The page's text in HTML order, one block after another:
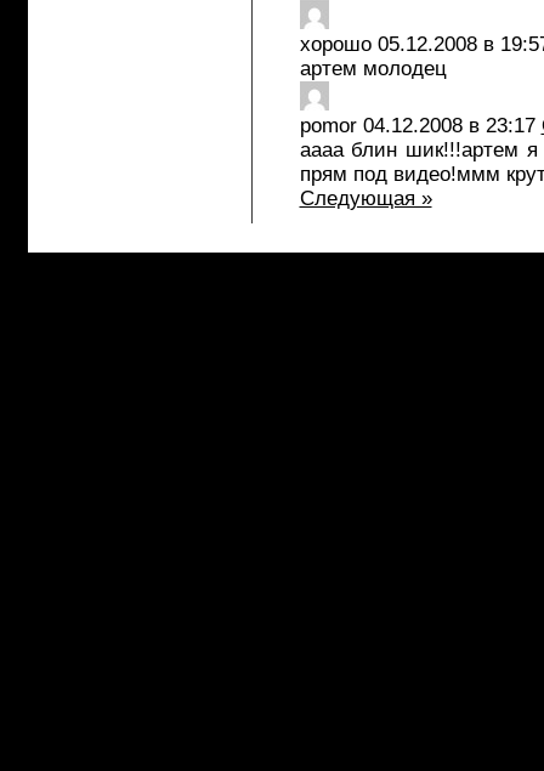
хорошо 05.12.2008 в
артем молодец
pomor 04.12.2008 в 23:17
аааа блин шик!!!артем
прям под видео!ммм
Следующая »